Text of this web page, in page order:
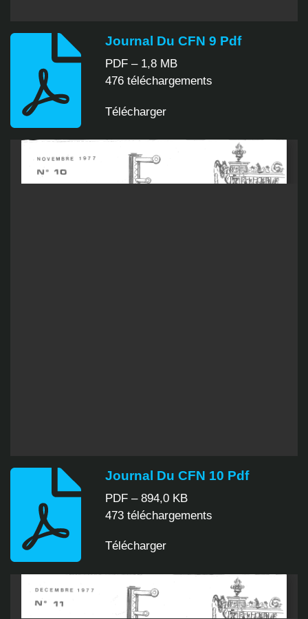
Journal Du CFN 9 Pdf
PDF – 1,8 MB
476 téléchargements
Télécharger
Journal Du CFN 10 Pdf
PDF – 894,0 KB
473 téléchargements
Télécharger